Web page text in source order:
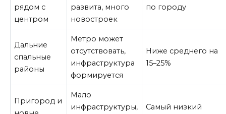
рядом с
центром
развита, много
новостроек
по городу
Дальние
спальные
районы
Метро может
отсутствовать,
инфраструктура
формируется
Ниже среднего на
15–25%
Пригород и
Мало
инфраструктуры,
Самый низкий